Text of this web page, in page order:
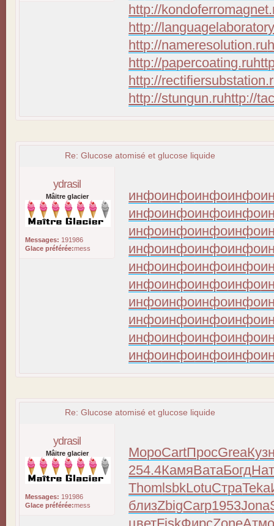
http://
http://
http://nameresolution.ru
http://papercoating.ru
http://
http://stungun.ruhttp://
Re: Glucose atomisé et glucose liquide
ydrasil
Mâitre glacier
Messages: 191986
Glace préférée:mess
инфоинфоинфоинфо
инфоинфоинфоинфо
инфоинфоинфоинфо
инфоинфоинфоинфо
инфоинфоинфоинфо
инфоинфоинфоинфо
инфоинфоинфоинфо
инфоинфоинфоинфо
инфоинфоинфоинфо
инфоинфоинфоинфо
Re: Glucose atomisé et glucose liquide
ydrasil
Mâitre glacier
Messages: 191986
Glace préférée:mess
МороCartПросGrea
254.4КамяВатаБогд
ThomlsbkLotuСтраTeka
близZbigCarp1953Jona